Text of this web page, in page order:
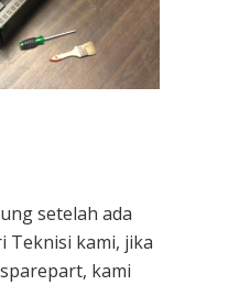
setelah ada
Teknisi kami, jika
kami